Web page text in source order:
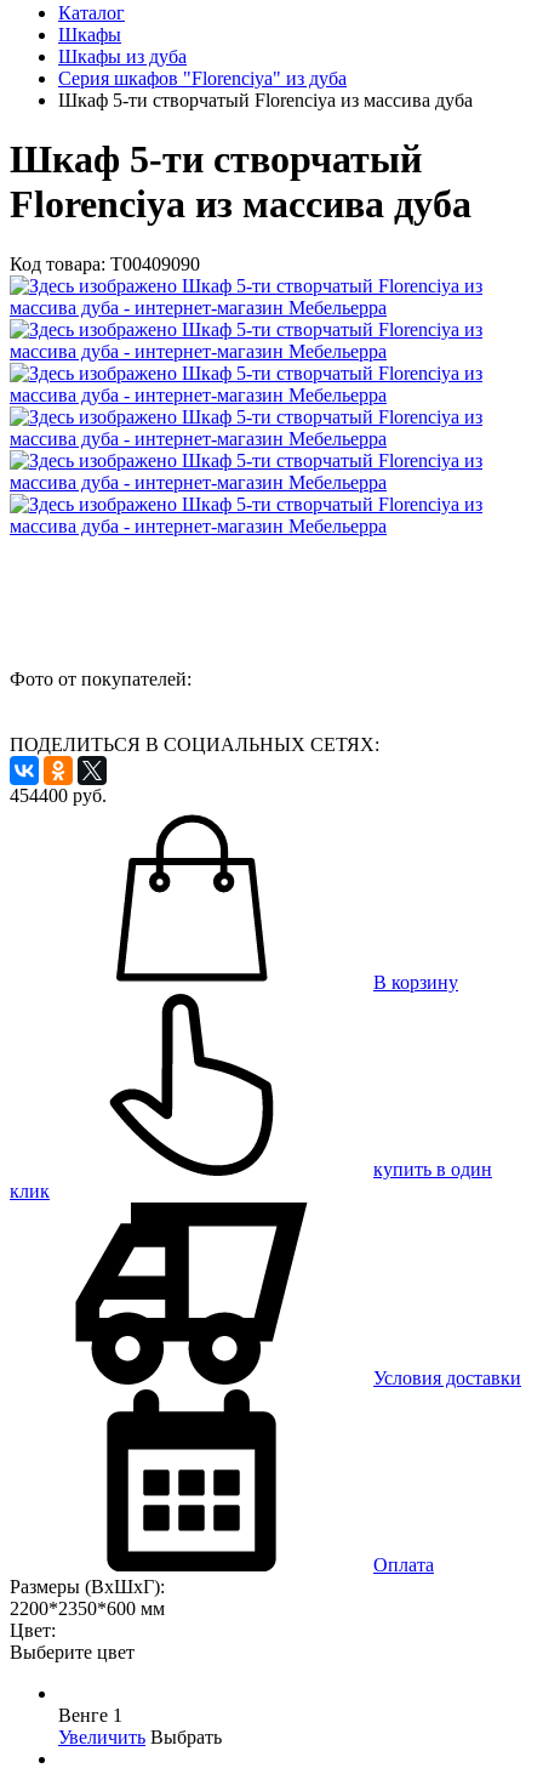
Каталог
Шкафы
Шкафы из дуба
Серия шкафов "Florenciya" из дуба
Шкаф 5-ти створчатый Florenciya из массива дуба
Шкаф 5-ти створчатый
Florenciya из массива дуба
Код товара: Т00409090
Фото от покупателей:
ПОДЕЛИТЬСЯ В СОЦИАЛЬНЫХ СЕТЯХ:
454400 руб.
В корзину
купить в один
клик
Условия доставки
Оплата
Размеры (ВхШхГ):
2200*2350*600 мм
Цвет:
Выберите цвет
Венге 1
Увеличить Выбрать